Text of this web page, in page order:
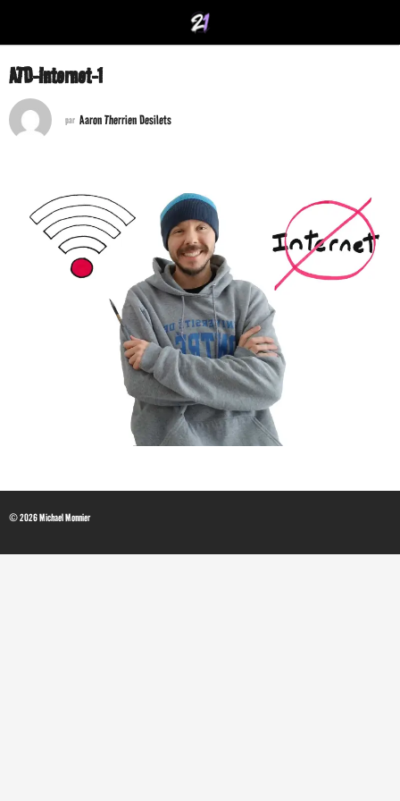
ATD-Internet-1
par Aaron Therrien Desilets
© 2026 Michael Monnier